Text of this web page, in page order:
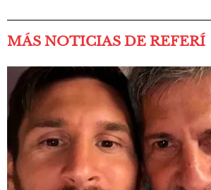
MÁS NOTICIAS DE REFERÍ